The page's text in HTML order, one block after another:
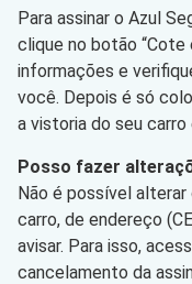
Para assinar o Azul
clique no botão “Cote
informações e
você. Depois é só
a vistoria do seu
Posso fazer
Não é possível
carro, de endereço
avisar. Para isso,
cancelamento da